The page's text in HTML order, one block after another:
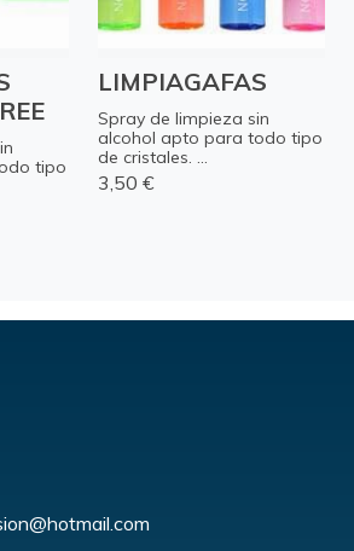
tipo
LIMPIAGAFAS
Spray de limpieza sin
alcohol apto para todo tipo
de cristales. ...
3,50 €